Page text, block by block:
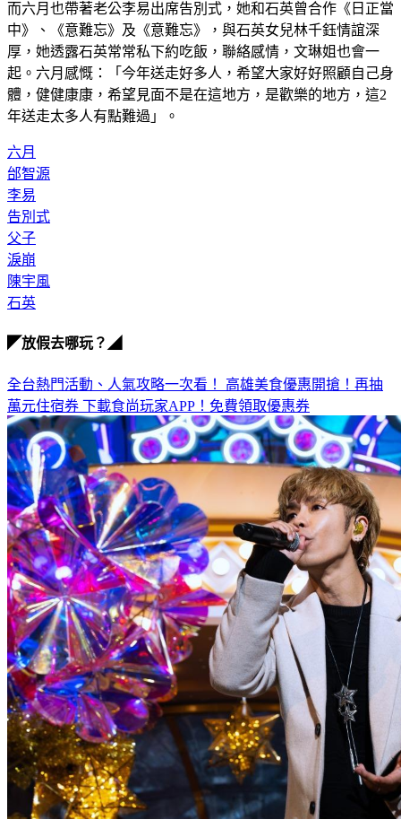
而六月也帶著老公李易出席告別式，她和石英曾合作《日正當
中》、《意難忘》及《意難忘》，與石英女兒林千鈺情誼深
厚，她透露石英常常私下約吃飯，聯絡感情，文琳姐也會一
起。六月感慨：「今年送走好多人，希望大家好好照顧自己身
體，健健康康，希望見面不是在這地方，是歡樂的地方，這2
六月
邰智源
李易
告別式
父子
淚崩
陳宇風
全台熱門活動、人氣攻略一次看！高雄美食優惠開搶！再抽
萬元住宿券下載食尚玩家APP！免費領取優惠券